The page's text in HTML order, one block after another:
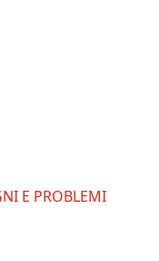
E PROBLEMI